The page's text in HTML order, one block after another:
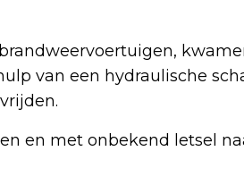
van een hydraulische
en met onbekend letsel